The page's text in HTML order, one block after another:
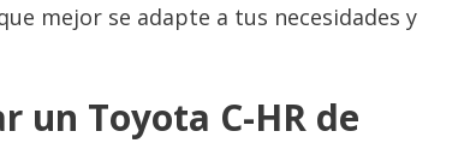
mejor se adapte a tus necesidades y
un Toyota C-HR de